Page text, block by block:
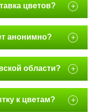
цветов? +
анонимно? +
области? +
к цветам? +